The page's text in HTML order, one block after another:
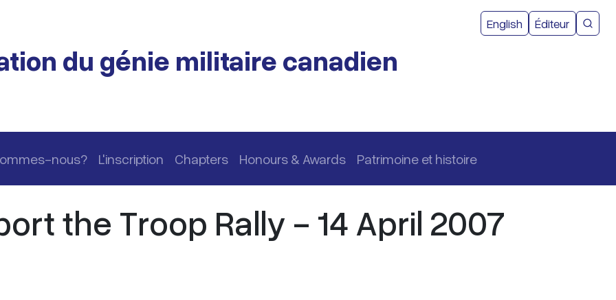
du génie militaire canadien
English Menu du
Éditeur
nous? L'inscription Chapters Honours & Awards Patrimoine et histoire
the Troop Rally - 14 April 2007